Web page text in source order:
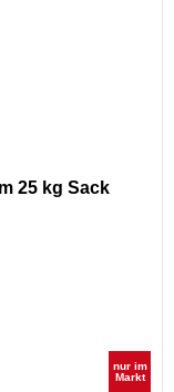
25 kg Sack
nur im
Markt